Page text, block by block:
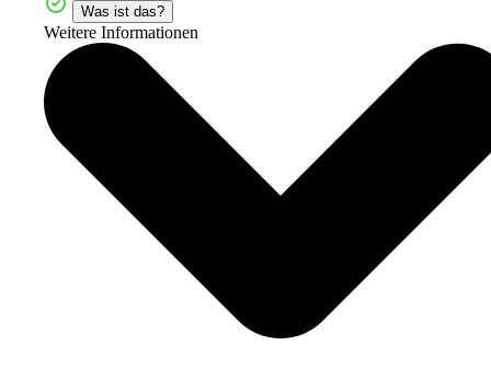
Was ist das?
Weitere Informationen